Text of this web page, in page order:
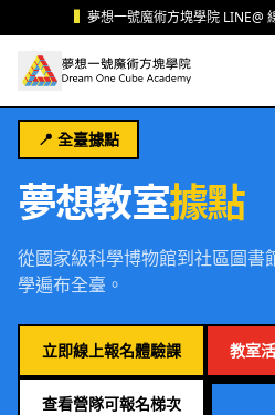
跳至主要內容夢想一號魔術方塊學院 LINE@
📍 全臺據點
夢想教室據點
從國家級科學博物館到社區圖書
學遍布全臺。
立即線上報名體驗課 教室
查看營隊可報名梯次